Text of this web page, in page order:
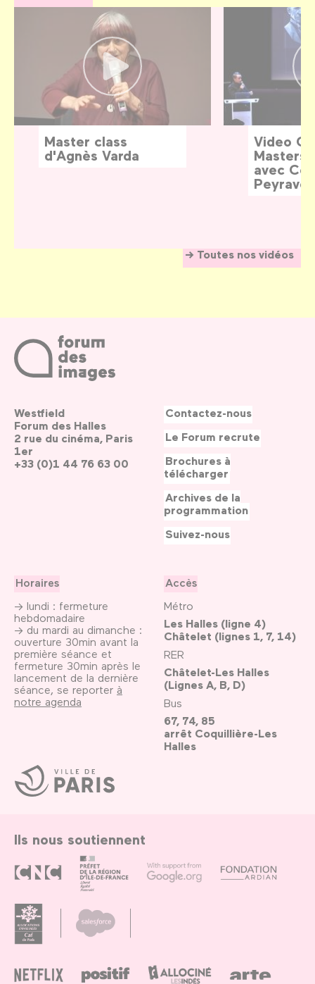
Toutes nos vidéos
Master class
d'Agnès Varda
Video
avec
Ville
de
Paris
Westfield
Forum des Halles
2 rue du cinéma, Paris
1er
+33 (0)1 44 76 63 00
Horaires
→ lundi : fermeture
hebdomadaire
→ du mardi au dimanche :
ouverture 30min avant la
première séance et
fermeture 30min après le
lancement de la dernière
séance, se reporter à
notre agenda
Accès
Métro
Les Halles (ligne 4)
Châtelet (lignes 1, 7, 14)
RER
Châtelet-Les Halles
(Lignes A, B, D)
Bus
67, 74, 85
arrêt Coquillière-Les
Halles
Contactez-nous
Le Forum recrute
Brochures à
télécharger
Archives de la
programmation
Suivez-nous
Ils nous soutiennent